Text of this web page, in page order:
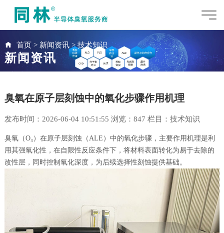
首页> 新闻资讯>技术知识
新闻资讯
臭氧在原子层刻蚀中的氧化步骤作用机理
发布时间：2026-06-04 10:51:55 浏览： 847 栏目： 技术知识
臭氧（O₃）在原子层刻蚀（ALE）中的氧化步骤，主要作用机理是利
用其强氧化性，在自限性反应条件下，将材料表面转化为易于去除的
改性层，同时控制氧化深度，为后续选择性刻蚀提供基础。